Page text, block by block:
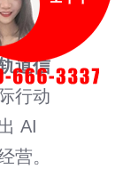
发展
道信
行动
AI
营。